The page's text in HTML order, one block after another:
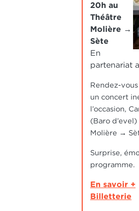
20h au
Théâtre
Molière →
Sète
En
partenariat
Rendez-
un concert
l’occasion,
(Baro
Molière →
Surprise,
programme.
En savoir +
Billetterie